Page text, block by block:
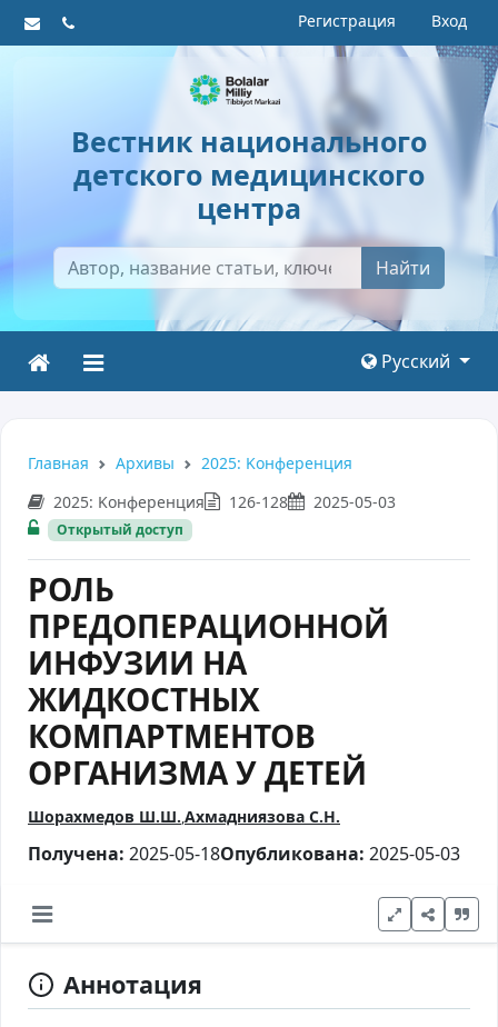
Регистрация Вход
Вестник национального
детского медицинского
центра
Найти
Русский
Главная Архивы
2025: Kонференция
2025: Kонференция
126-128 2025-05-03
Открытый доступ
РОЛЬ
ПРЕДОПЕРАЦИОННОЙ
ИНФУЗИИ НА
ЖИДКОСТНЫХ
КОМПАРТМЕНТОВ
ОРГАНИЗМА У ДЕТЕЙ
Шорахмедов Ш.Ш. Ахмадниязова С.Н.
Получена: 2025-05-18Опубликована: 2025-05-03
Аннотация